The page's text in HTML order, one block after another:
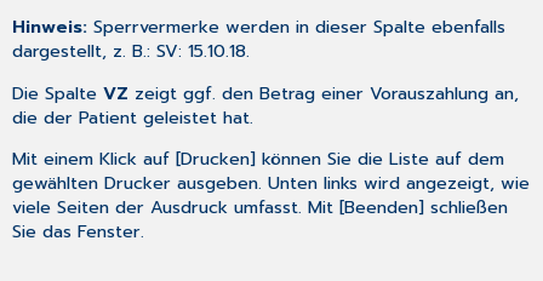
Hinweis:Sperrvermerke werden in dieser Spalte ebenfalls
dargestellt, z. B.:SV: 15.10.18.
Die SpalteVZ zeigt ggf. den Betrag einer Vorauszahlung an,
die der Patient geleistet hat.
Mit einem Klick auf [Drucken] können Sie die Liste auf dem
gewählten Drucker ausgeben. Unten links wird angezeigt, wie
viele Seiten der Ausdruck umfasst. Mit [Beenden] schließen
Sie das Fenster.